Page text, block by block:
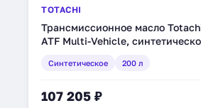
TOTACHI
Трансмиссионное масло
ATF Multi-Vehicle,
Синтетическое 200 л
107 205 ₽